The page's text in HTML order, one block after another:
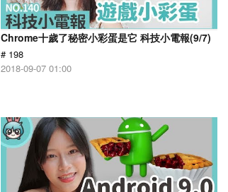
Chrome十歲了秘密小彩蛋是它 科技小電報(9/7)
# 198
2018-09-07 01:00